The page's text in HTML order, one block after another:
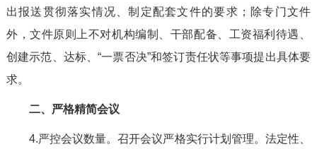
出报送贯彻落实情况、制定配套文件的要求；除专门文件
外，文件原则上不对机构编制、干部配备、工资福利待遇、
创建示范、达标、“一票否决”和签订责任状等事项提出具体要
求。
二、严格精简会议
4.严控会议数量。召开会议严格实行计划管理。法定性、